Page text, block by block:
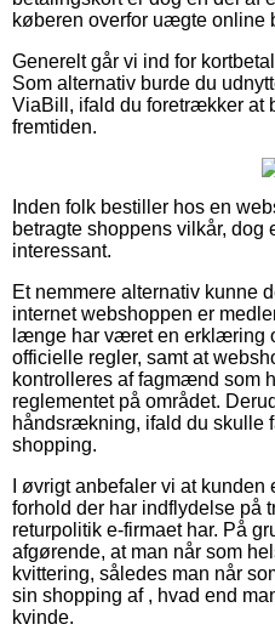
køberen overfor uægte online
Generelt går vi ind for
Som alternativ burde du
ViaBill, ifald du foretrækker at
fremtiden.
Inden folk bestiller hos en
betragte shoppens vilkår, dog
interessant.
Et nemmere alternativ kunne
internet webshoppen er
længe har været en erklæring
officielle regler, samt at
kontrolleres af fagmænd som
reglementet på området.
håndsrækning, ifald du skulle
shopping.
I øvrigt anbefaler vi at
forhold der har indflydelse på
returpolitik e-firmaet har. På
afgørende, at man når som
kvittering, således man når
sin shopping af , hvad end
kvinde.